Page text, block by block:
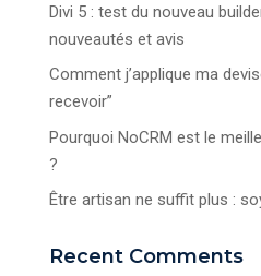
Divi 5 : test du nouveau
nouveautés et avis
Comment j’applique ma
recevoir”
Pourquoi NoCRM est le
?
Être artisan ne suffit plus :
Recent Comments